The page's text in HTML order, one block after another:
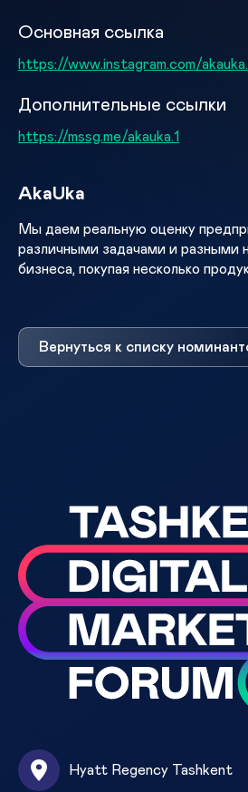
Основная ссылка
https://www.instagram.com/
Дополнительные ссылки
https://mssg.me/akauka.1
AkaUka
Мы даем реальную оценку
различными задачами и разными
бизнеса, покупая несколько
Вернуться к списку
Hyatt Regency Tashkent